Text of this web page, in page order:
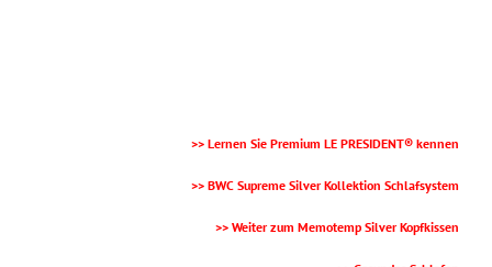
>> Lernen Sie Premium LE PRESIDENT® kennen
>> BWC Supreme Silver Kollektion Schlafsystem
>> Weiter zum Memotemp Silver Kopfkissen